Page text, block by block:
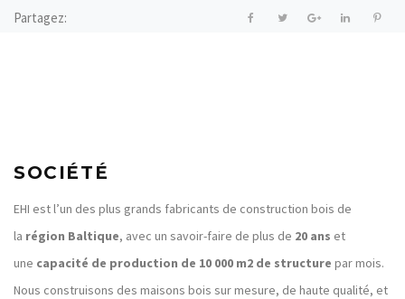
Partagez:
SOCIÉTÉ
EHI est l’un des plus grands fabricants de construction bois de
la région Baltique, avec un savoir-faire de plus de 20 ans et
une capacité de production de 10 000 m2 de structure par mois.
Nous construisons des maisons bois sur mesure, de haute qualité, et